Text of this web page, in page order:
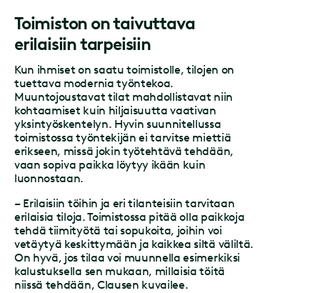
Toimiston on taivuttava
erilaisiin tarpeisiin
Kun ihmiset on saatu toimistolle, tilojen on
tuettava modernia työntekoa.
Muuntojoustavat tilat mahdollistavat niin
kohtaamiset kuin hiljaisuutta vaativan
yksintyöskentelyn. Hyvin suunnitellussa
toimistossa työntekijän ei tarvitse miettiä
erikseen, missä jokin työtehtävä tehdään,
vaan sopiva paikka löytyy ikään kuin
luonnostaan.
– Erilaisiin töihin ja eri tilanteisiin tarvitaan
erilaisia tiloja. Toimistossa pitää olla paikkoja
tehdä tiimityötä tai sopukoita, joihin voi
vetäytyä keskittymään ja kaikkea siltä väliltä.
On hyvä, jos tilaa voi muunnella esimerkiksi
kalustuksella sen mukaan, millaisia töitä
niissä tehdään, Clausen kuvailee.